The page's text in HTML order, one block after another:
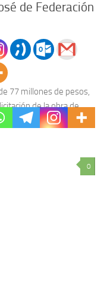
de Federación
77 millones de pesos,
de la obra de
0